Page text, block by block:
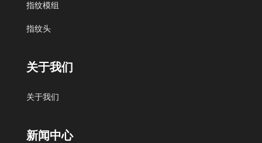
搜狐
北京艾迪沃德科技发展有限公司
指纹模组
指纹头
关于我们
关于我们
新闻中心